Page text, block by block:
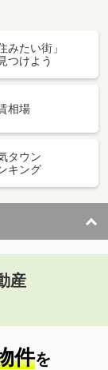
みたい街」
つけよう
相場
タウン
キング
産
件を